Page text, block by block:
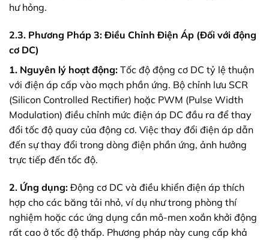
hư hỏng.
2.3. Phương Pháp 3: Điều Chỉnh Điện Áp (Đối với động
cơ DC)
1. Nguyên lý hoạt động: Tốc độ động cơ DC tỷ lệ thuận
với điện áp cấp vào mạch phần ứng. Bộ chỉnh lưu SCR
(Silicon Controlled Rectifier) hoặc PWM (Pulse Width
Modulation) điều chỉnh mức điện áp DC đầu ra để thay
đổi tốc độ quay của động cơ. Việc thay đổi điện áp dẫn
đến sự thay đổi trong dòng điện phần ứng, ảnh hưởng
trực tiếp đến tốc độ.
2. Ứng dụng: Động cơ DC và điều khiển điện áp thích
hợp cho các băng tải nhỏ, ví dụ như trong phòng thí
nghiệm hoặc các ứng dụng cần mô-men xoắn khởi động
rất cao ở tốc độ thấp. Phương pháp này cung cấp khả